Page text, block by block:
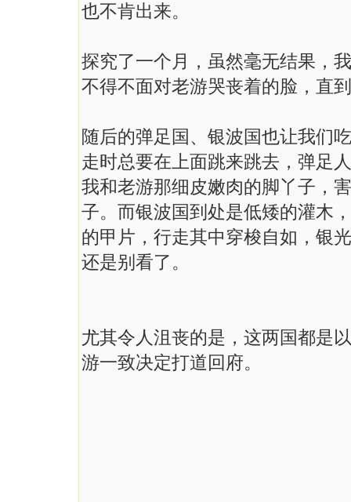
也不肯出来。
探究了一个月，虽然毫无结果，
不得不面对老游哭丧着的脸，直
随后的弹足国、银波国也让我们
走时总要在上面跳来跳去，弹足
我和老游那细皮嫩肉的脚丫子，
子。而银波国到处是低矮的灌木
的甲片，行走其中穿梭自如，银
还是别看了。
尤其令人沮丧的是，这两国都是
游一致决定打道回府。